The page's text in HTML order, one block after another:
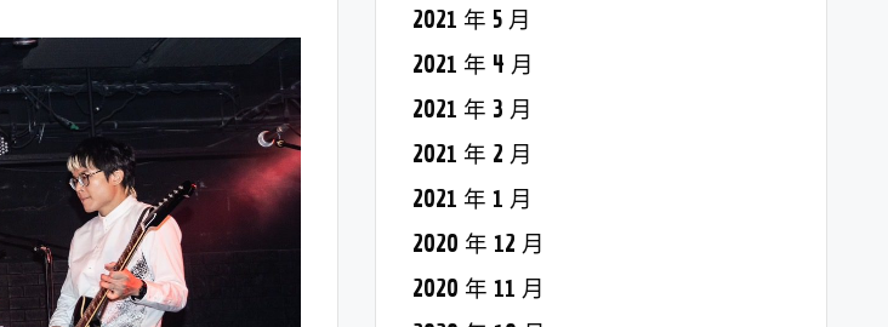
2021 年 5 月
2021 年 4 月
2021 年 3 月
2021 年 2 月
2021 年 1 月
2020 年 12 月
2020 年 11 月